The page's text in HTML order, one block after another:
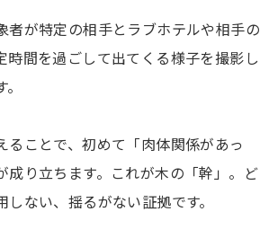
者が特定の相手とラブホテルや相手の
時間を過ごして出てくる様子を撮影し
ることで、初めて「肉体関係があっ
成り立ちます。これが木の「幹」。ど
ない、揺るがない証拠です。